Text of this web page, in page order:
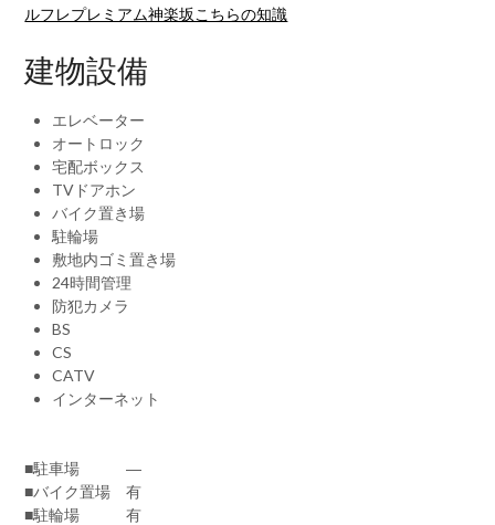
ルフレプレミアム神楽坂こちらの知識
建物設備
エレベーター
オートロック
宅配ボックス
TVドアホン
バイク置き場
駐輪場
敷地内ゴミ置き場
24時間管理
防犯カメラ
BS
CS
CATV
インターネット
■駐車場 ―
■バイク置場 有
■駐輪場 有